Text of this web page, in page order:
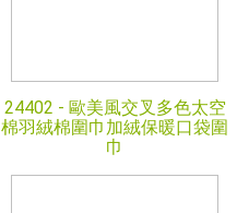
24402 - 歐美風交叉多色太空
棉羽絨棉圍巾加絨保暖口袋圍
巾